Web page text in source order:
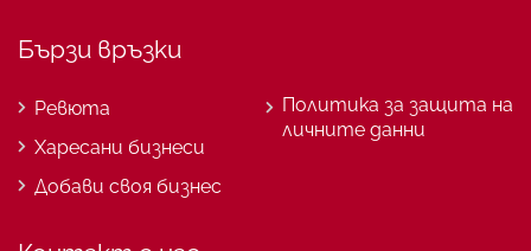
Бързи връзки
Ревюта
Харесани бизнеси
Добави своя бизнес
Политика за защита на
личните данни